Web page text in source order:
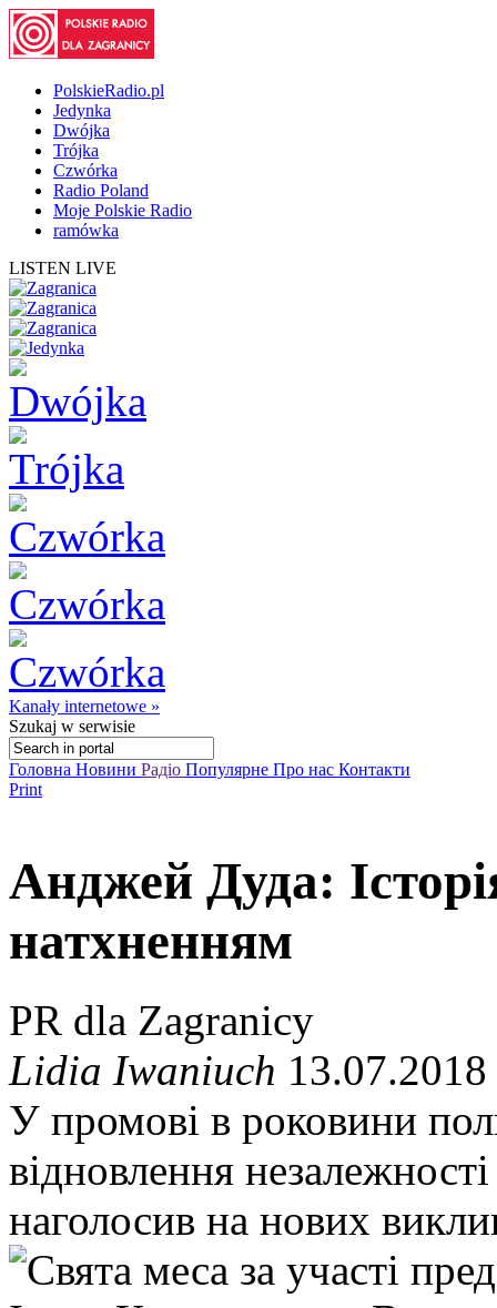
PolskieRadio.pl
Jedynka
Dwójka
Trójka
Czwórka
Radio Poland
Moje Polskie Radio
ramówka
LISTEN LIVE
Kanały internetowe »
Szukaj w serwisie
Головна Новини Радіо Популярне Про нас Контакти
Print
Анджей Дуда:
натхненням
PR dla Zagranicy
Lidia Iwaniuch
У промові в роковини
відновлення
наголосив на нових